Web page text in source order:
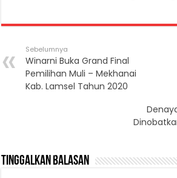
Sebelumnya
Winarni Buka Grand Final
Pemilihan Muli – Mekhanai
Kab. Lamsel Tahun 2020
Tinggalkan Balasan